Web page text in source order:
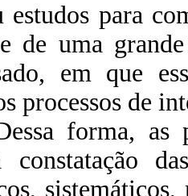
estudos para
de uma
em que
processos de
forma, as
constatação